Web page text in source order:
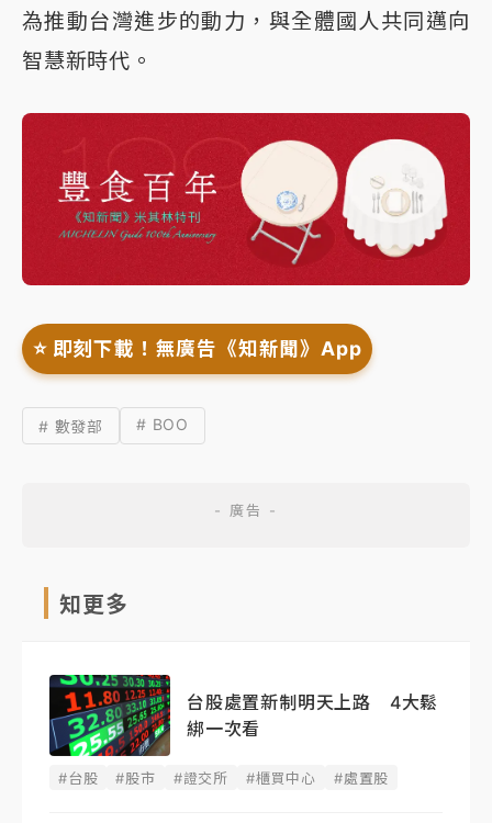
為推動台灣進步的動力，與全體國人共同邁向
智慧新時代。
⭐️ 即刻下載！無廣告《知新聞》App
# 數發部 # BOO
知更多
台股處置新制明天上路 4大鬆
綁一次看
#台股 #股市 #證交所 #櫃買中心 #處置股